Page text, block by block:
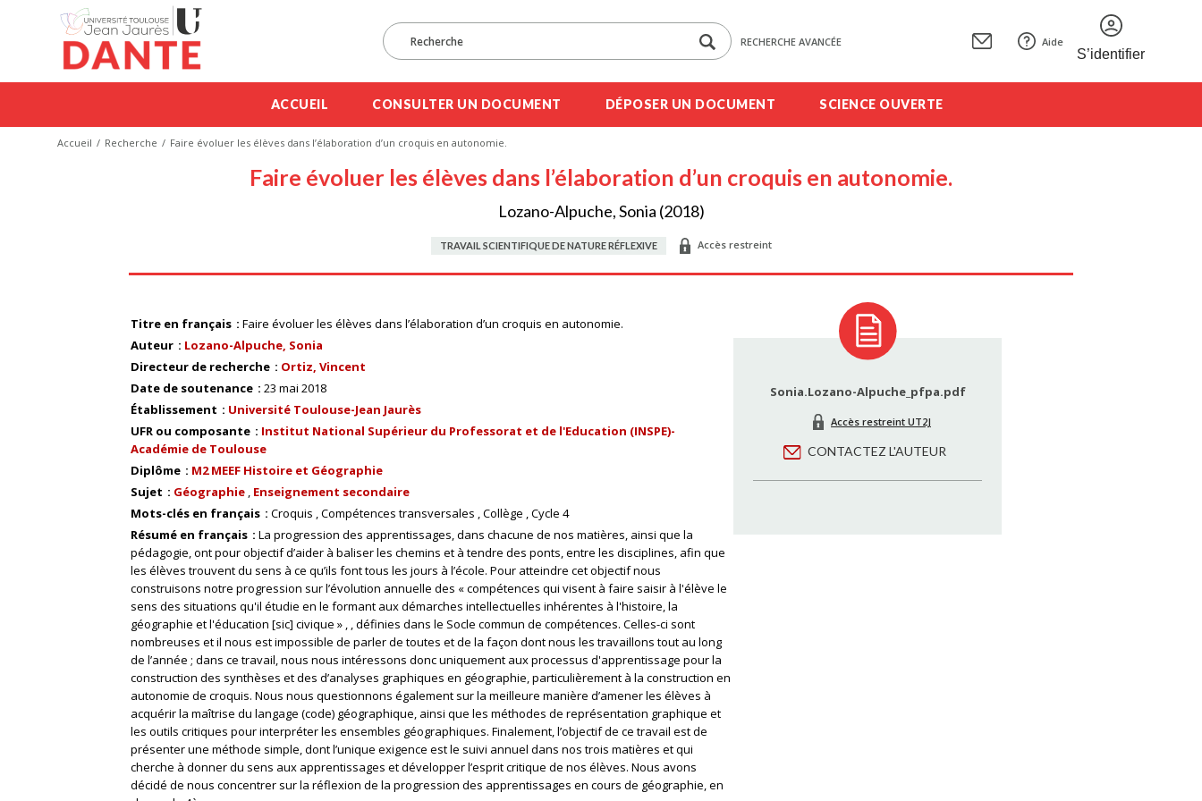
RECHERCHE AVANCÉE Aide
S’identifier
ACCUEIL CONSULTER UN DOCUMENT DÉPOSER UN DOCUMENT SCIENCE OUVERTE
Accueil Recherche Faire évoluer les élèves dans l’élaboration d’un croquis en autonomie.
Faire évoluer les élèves dans l’élaboration d’un croquis en autonomie.
Lozano-Alpuche, Sonia (2018)
TRAVAIL SCIENTIFIQUE DE NATURE RÉFLEXIVE Accès restreint
Titre en français
Faire évoluer les élèves dans l’élaboration d’un croquis en autonomie.
Auteur
Lozano-Alpuche, Sonia
Directeur de recherche
Ortiz, Vincent
Date de soutenance
23 mai 2018
Établissement
Université Toulouse-Jean Jaurès
UFR ou composante
Institut National Supérieur du Professorat et de l'Education (INSPE)-
Académie de Toulouse
Diplôme
M2 MEEF Histoire et Géographie
Sujet
Géographie Enseignement secondaire
Mots-clés en français
Croquis Compétences transversales Collège Cycle 4
Résumé en français
La progression des apprentissages, dans chacune de nos matières, ainsi que la
pédagogie, ont pour objectif d’aider à baliser les chemins et à tendre des ponts, entre les disciplines, afin que
les élèves trouvent du sens à ce qu’ils font tous les jours à l’école. Pour atteindre cet objectif nous
construisons notre progression sur l’évolution annuelle des « compétences qui visent à faire saisir à l'élève le
sens des situations qu'il étudie en le formant aux démarches intellectuelles inhérentes à l'histoire, la
géographie et l'éducation [sic] civique » , , définies dans le Socle commun de compétences. Celles-ci sont
nombreuses et il nous est impossible de parler de toutes et de la façon dont nous les travaillons tout au long
de l’année ; dans ce travail, nous nous intéressons donc uniquement aux processus d'apprentissage pour la
construction des synthèses et des d’analyses graphiques en géographie, particulièrement à la construction en
autonomie de croquis. Nous nous questionnons également sur la meilleure manière d’amener les élèves à
acquérir la maîtrise du langage (code) géographique, ainsi que les méthodes de représentation graphique et
les outils critiques pour interpréter les ensembles géographiques. Finalement, l’objectif de ce travail est de
présenter une méthode simple, dont l’unique exigence est le suivi annuel dans nos trois matières et qui
cherche à donner du sens aux apprentissages et développer l’esprit critique de nos élèves. Nous avons
décidé de nous concentrer sur la réflexion de la progression des apprentissages en cours de géographie, en
Sonia.Lozano-Alpuche_pfpa.pdf
Accès restreint UT2J
CONTACTEZ L'AUTEUR